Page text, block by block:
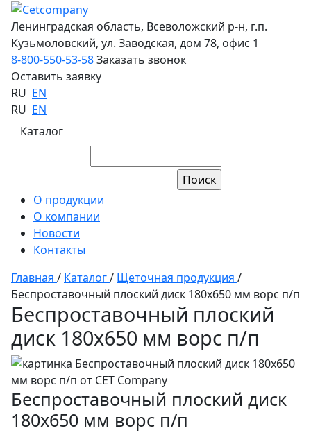
Ленинградская область, Всеволожский р-н, г.п.
Кузьмоловский, ул. Заводская, дом 78, офис 1
8-800-550-53-58Заказать звонок
Оставить заявку
RU EN
RU EN
Каталог
О продукции
О компании
Новости
Контакты
Главная / Каталог/ Щеточная продукция /
Беспроставочный плоский диск 180х650 мм ворс п/п
Беспроставочный плоский
диск 180х650 мм ворс п/п
Беспроставочный плоский диск
180х650 мм ворс п/п